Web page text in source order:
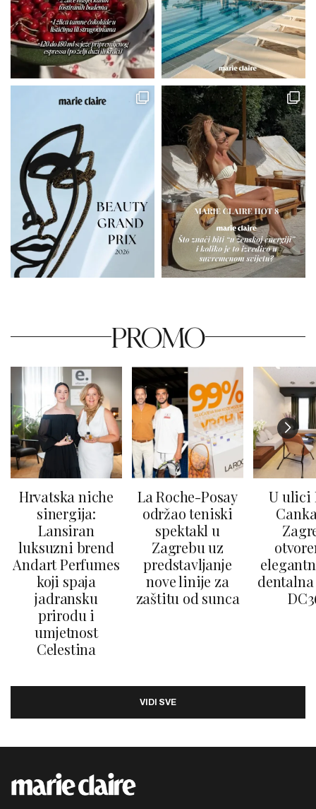
PROMO
Hrvatska niche
sinergija:
Lansiran
luksuzni brend
Andart Perfumes
koji spaja
jadransku
prirodu i
umjetnost
Celestina
La Roche-Posay
održao teniski
spektakl u
Zagrebu uz
predstavljanje
nove linije za
zaštitu od sunca
U ulici
VIDI SVE